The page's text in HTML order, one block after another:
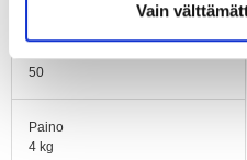
Vain
50
Paino
4 kg